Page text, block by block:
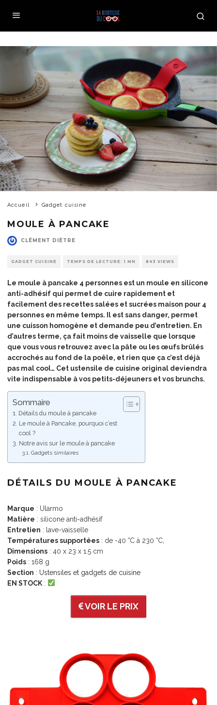
Accueil Gadget cuisine
MOULE À PANCAKE
CLÉMENT DIÈTRE
GADGET CUISINE TEMPS DE LECTURE: 1 MN 843 VIEWS
Le moule à pancake 4 personnes est un moule en silicone
anti-adhésif qui permet de cuire rapidement et
facilement des recettes salées et sucrées maison pour 4
personnes en même temps. Il est sans danger, permet
une cuisson homogène et demande peu d’entretien. En
d’autres terme, ça fait moins de vaisselle que lorsque
que vous vous retrouvez avec la pâte ou les œufs brûlés
accrochés au fond de la poêle, et rien que ça c’est déjà
pas mal cool… Cet ustensile de cuisine original deviendra
vite indispensable à vos petits-déjeuners et vos brunchs.
Sommaire
Détails du moule à pancake
Le moule à Pancake, pourquoi c’est
cool ?
Notre avis sur le moule à pancake
Gadgets similaires
DÉTAILS DU MOULE À PANCAKE
Marque : Ularmo
Matière : silicone anti-adhésif
Entretien : lave-vaisselle
Températures supportées : de -40 °C à 230 °C,
Dimensions : 40 x 23 x 1.5 cm
Poids : 168 g
Section : Ustensiles et gadgets de cuisine
EN STOCK :
VOIR LE PRIX